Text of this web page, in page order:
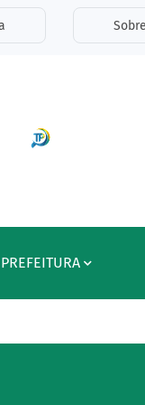
Redea Rede
Acessar a
PREFEITURA